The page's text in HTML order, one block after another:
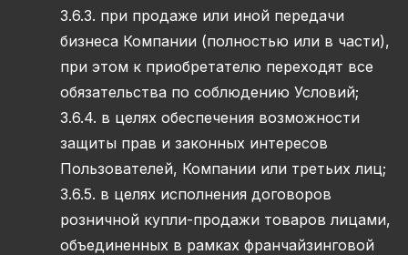
3.6.3. при продаже или иной передачи
бизнеса Компании (полностью или в части),
при этом к приобретателю переходят все
обязательства по соблюдению Условий;
3.6.4. в целях обеспечения возможности
защиты прав и законных интересов
Пользователей, Компании или третьих лиц;
3.6.5. в целях исполнения договоров
розничной купли-продажи товаров лицами,
объединенных в рамках франчайзинговой